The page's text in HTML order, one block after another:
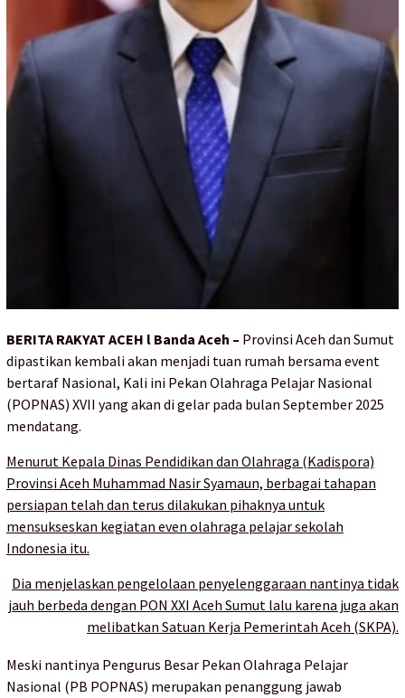
BERITA RAKYAT ACEH l Banda Aceh – Provinsi Aceh dan Sumut
dipastikan kembali akan menjadi tuan rumah bersama event
bertaraf Nasional, Kali ini Pekan Olahraga Pelajar Nasional
(POPNAS) XVII yang akan di gelar pada bulan September 2025
mendatang.
Menurut Kepala Dinas Pendidikan dan Olahraga (Kadispora)
Provinsi Aceh Muhammad Nasir Syamaun, berbagai tahapan
persiapan telah dan terus dilakukan pihaknya untuk
mensukseskan kegiatan even olahraga pelajar sekolah
Indonesia itu.
Dia menjelaskan pengelolaan penyelenggaraan nantinya tidak
jauh berbeda dengan PON XXI Aceh Sumut lalu karena juga akan
melibatkan Satuan Kerja Pemerintah Aceh (SKPA).
Meski nantinya Pengurus Besar Pekan Olahraga Pelajar
Nasional (PB POPNAS) merupakan penanggung jawab